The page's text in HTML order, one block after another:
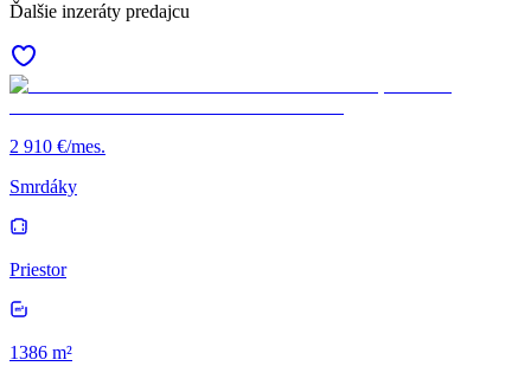
Ďalšie inzeráty predajcu
2 910 €/mes.
Smrdáky
Priestor
1386 m²